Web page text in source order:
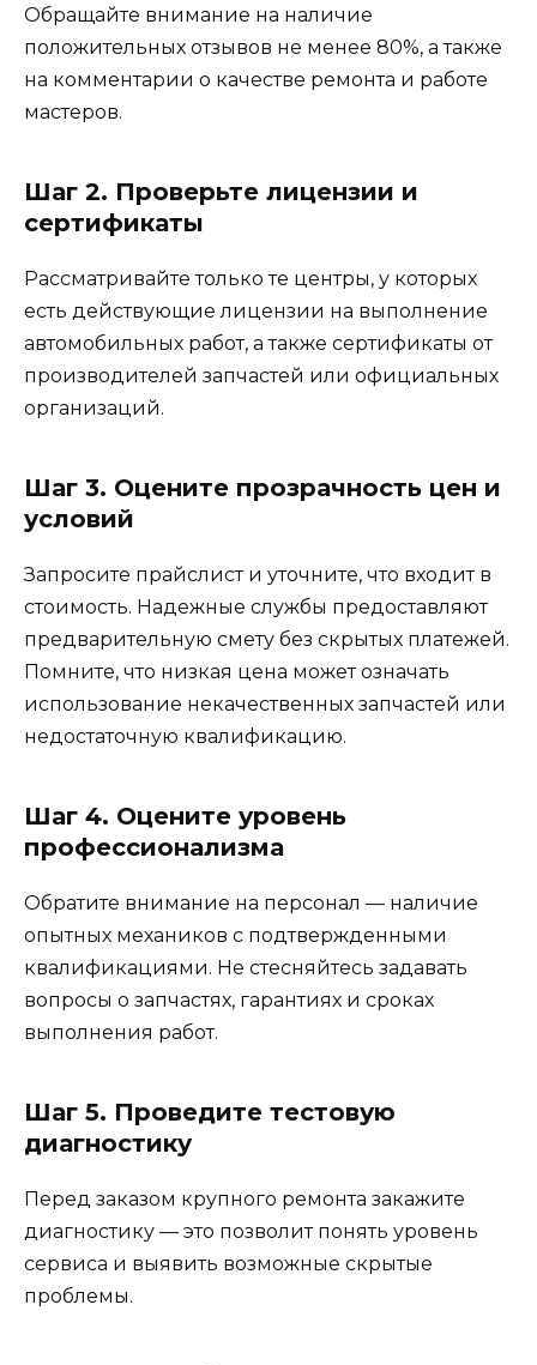
Обращайте внимание на наличие
положительных отзывов не менее 80%, а также
на комментарии о качестве ремонта и работе
мастеров.
Шаг 2. Проверьте лицензии и
сертификаты
Рассматривайте только те центры, у которых
есть действующие лицензии на выполнение
автомобильных работ, а также сертификаты от
производителей запчастей или официальных
организаций.
Шаг 3. Оцените прозрачность цен и
условий
Запросите прайслист и уточните, что входит в
стоимость. Надежные службы предоставляют
предварительную смету без скрытых платежей.
Помните, что низкая цена может означать
использование некачественных запчастей или
недостаточную квалификацию.
Шаг 4. Оцените уровень
профессионализма
Обратите внимание на персонал — наличие
опытных механиков с подтвержденными
квалификациями. Не стесняйтесь задавать
вопросы о запчастях, гарантиях и сроках
выполнения работ.
Шаг 5. Проведите тестовую
диагностику
Перед заказом крупного ремонта закажите
диагностику — это позволит понять уровень
сервиса и выявить возможные скрытые
проблемы.